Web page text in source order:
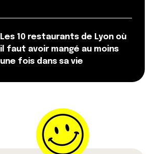
Les 10 restaurants de Lyon où
il faut avoir mangé au moins
une fois dans sa vie